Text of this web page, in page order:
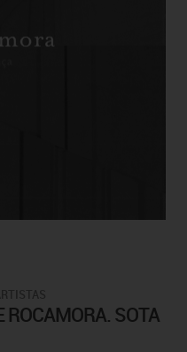
SOTA